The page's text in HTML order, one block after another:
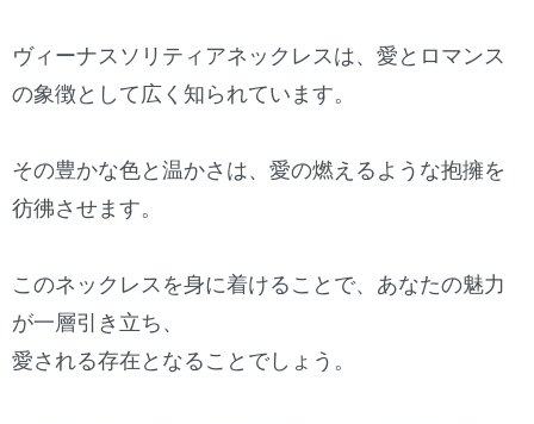
ヴィーナスソリティアネックレスは、愛とロマンス
の象徴として広く知られています。
その豊かな色と温かさは、愛の燃えるような抱擁を
彷彿させます。
このネックレスを身に着けることで、あなたの魅力
が一層引き立ち、
愛される存在となることでしょう。